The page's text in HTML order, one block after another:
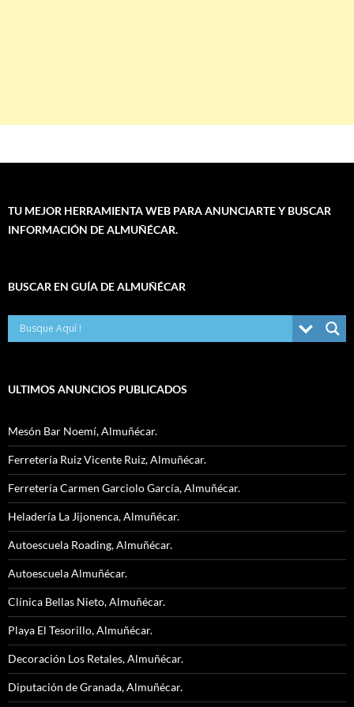
TU MEJOR HERRAMIENTA WEB PARA ANUNCIARTE Y BUSCAR
INFORMACIÓN DE ALMUÑÉCAR.
BUSCAR EN GUÍA DE ALMUÑÉCAR
ULTIMOS ANUNCIOS PUBLICADOS
Mesón Bar Noemí, Almuñécar.
Ferretería Ruiz Vicente Ruiz, Almuñécar.
Ferretería Carmen Garciolo García, Almuñécar.
Heladería La Jijonenca, Almuñécar.
Autoescuela Roading, Almuñécar.
Autoescuela Almuñécar.
Clínica Bellas Nieto, Almuñécar.
Playa El Tesorillo, Almuñécar.
Decoración Los Retales, Almuñécar.
Diputación de Granada, Almuñécar.